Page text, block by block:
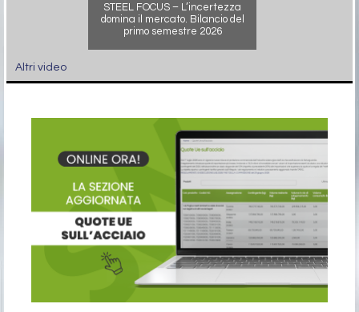
STEEL FOCUS – L’incertezza
domina il mercato. Bilancio del
primo semestre 2026
Altri video